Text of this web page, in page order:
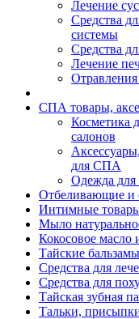
Лечение
Средства
системы
Средства
Лечение
СПА товары,
Косметика
салонов
для СПА
Одежда для
Отбеливающие и
Интимные
Мыло
Кокосовое масло
Тайские
Средства для
Средства для
Тайская зубная
Тальки,